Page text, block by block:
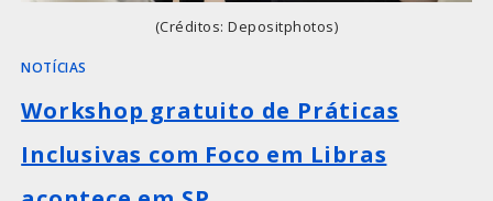
(Créditos: Depositphotos)
NOTÍCIAS
Workshop gratuito de Práticas
Inclusivas com Foco em Libras